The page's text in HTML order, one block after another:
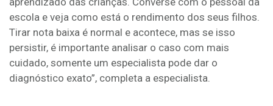
escola e veja como está o rendimento dos seus filhos.
Tirar nota baixa é normal e acontece, mas se isso
persistir, é importante analisar o caso com mais
cuidado, somente um especialista pode dar o
diagnóstico exato”, completa a especialista.